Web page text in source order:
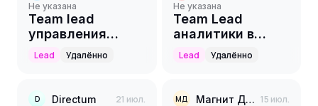
Не указана
Team lead
управления
бизнес -
процессами
офиса
Lead Удалённо
Не указана
Team Lead
аналитики в
Collection
Lead Удалённо
D Directum 21 июл. МД Магнит Доставка 15 июл.